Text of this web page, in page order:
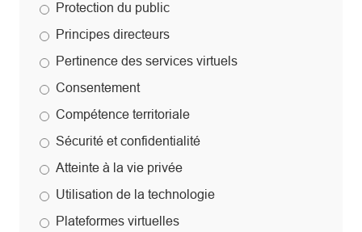
Protection du public
Principes directeurs
Pertinence des services virtuels
Consentement
Compétence territoriale
Sécurité et confidentialité
Atteinte à la vie privée
Utilisation de la technologie
Plateformes virtuelles